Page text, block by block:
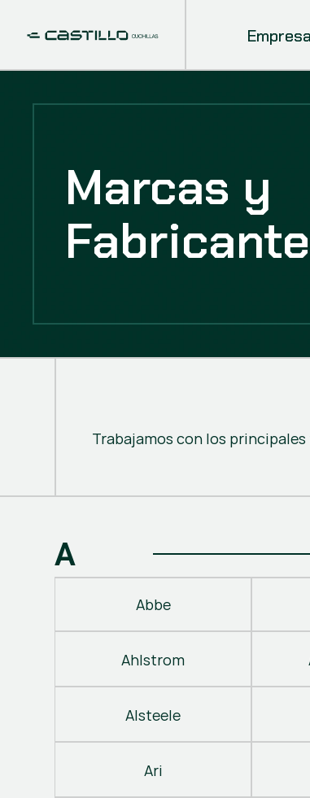
Empresa
Marcas y
Trabajamos con los
A
Abbe
Ahlstrom
Alsteele
Ari